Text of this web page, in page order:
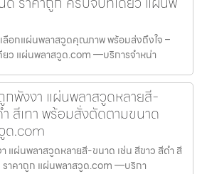
ลือกแผ่นพลาสวูดคุณภาพ พร้อมส่งถึงใจ –
ว แผ่นพลาสวูด.com —บริการจำหน่า
กพังงา แผ่นพลาสวูดหลายสี-
สีเทา พร้อมสั่งตัดตามขนาด
ด.com
แผ่นพลาสวูดหลายสี-ขนาด เช่น สีขาว สีดำ สี
ราคาถูก แผ่นพลาสวูด.com —บริกา